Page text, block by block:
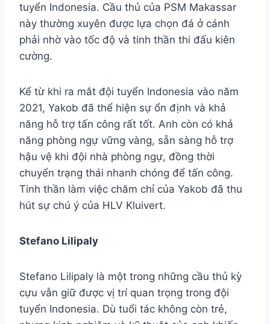
tuyển Indonesia. Cầu thủ của PSM Makassar
này thường xuyên được lựa chọn đá ở cánh
phải nhờ vào tốc độ và tinh thần thi đấu kiên
cường.
Kể từ khi ra mắt đội tuyển Indonesia vào năm
2021, Yakob đã thể hiện sự ổn định và khả
năng hỗ trợ tấn công rất tốt. Anh còn có khả
năng phòng ngự vững vàng, sẵn sàng hỗ trợ
hậu vệ khi đội nhà phòng ngự, đồng thời
chuyển trạng thái nhanh chóng để tấn công.
Tinh thần làm việc chăm chỉ của Yakob đã thu
hút sự chú ý của HLV Kluivert.
Stefano Lilipaly
Stefano Lilipaly là một trong những cầu thủ kỳ
cựu vẫn giữ được vị trí quan trọng trong đội
tuyển Indonesia. Dù tuổi tác không còn trẻ,